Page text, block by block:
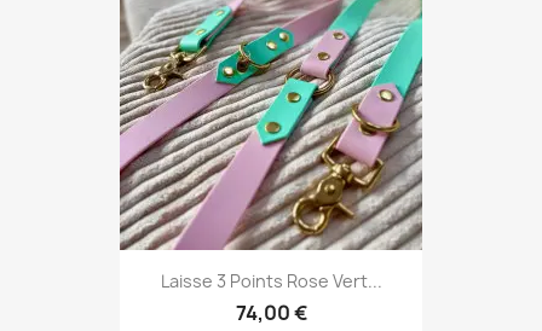
Laisse 3 Points Rose Vert...
74,00 €